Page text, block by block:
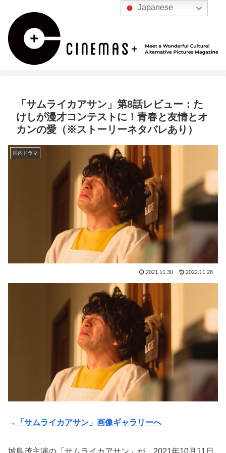
「サムライカアサン」第8話レビュー：た
けしが漫才コンテストに！青春と友情とオ
カンの愛（※ストーリーネタバレあり）
国内ドラマ
2021.11.30 2022.11.28
→ 「サムライカアサン」画像ギャラリーへ
Japanese